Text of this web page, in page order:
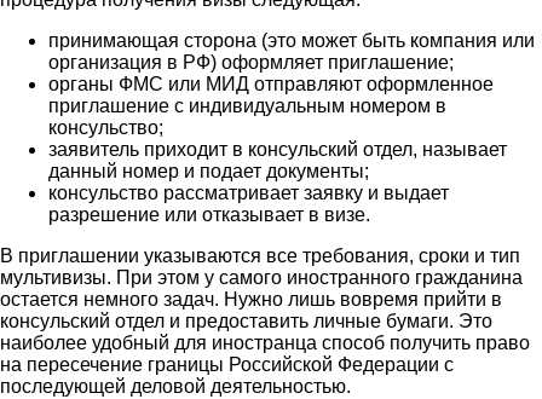
принимающая сторона (это может быть компания или
организация в РФ) оформляет приглашение;
органы ФМС или МИД отправляют оформленное
приглашение с индивидуальным номером в
консульство;
заявитель приходит в консульский отдел, называет
данный номер и подает документы;
консульство рассматривает заявку и выдает
разрешение или отказывает в визе.
В приглашении указываются все требования, сроки и тип
мультивизы. При этом у самого иностранного гражданина
остается немного задач. Нужно лишь вовремя прийти в
консульский отдел и предоставить личные бумаги. Это
наиболее удобный для иностранца способ получить право
на пересечение границы Российской Федерации с
последующей деловой деятельностью.